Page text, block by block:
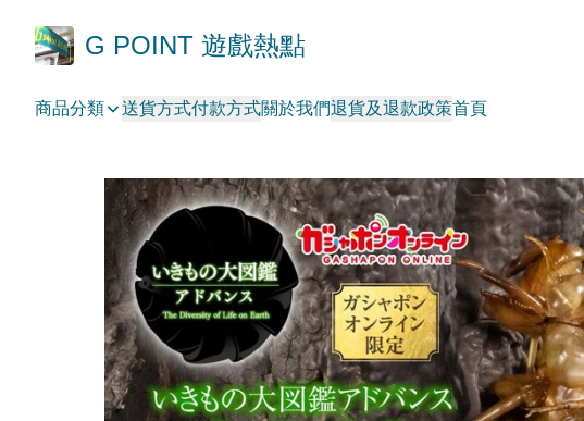
G POINT 遊戲熱點
商品分類 送貨方式付款方式關於我們退貨及退款政策首頁